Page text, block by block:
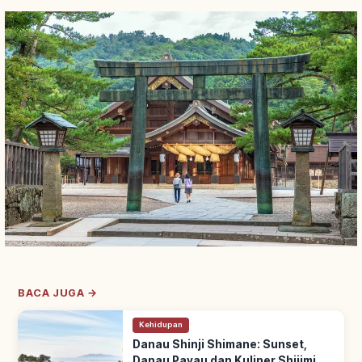
BACA JUGA →
Kehidupan
Danau Shinji Shimane: Sunset,